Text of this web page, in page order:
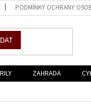
PODMÍNKY OCHRANY
ZAHRADA